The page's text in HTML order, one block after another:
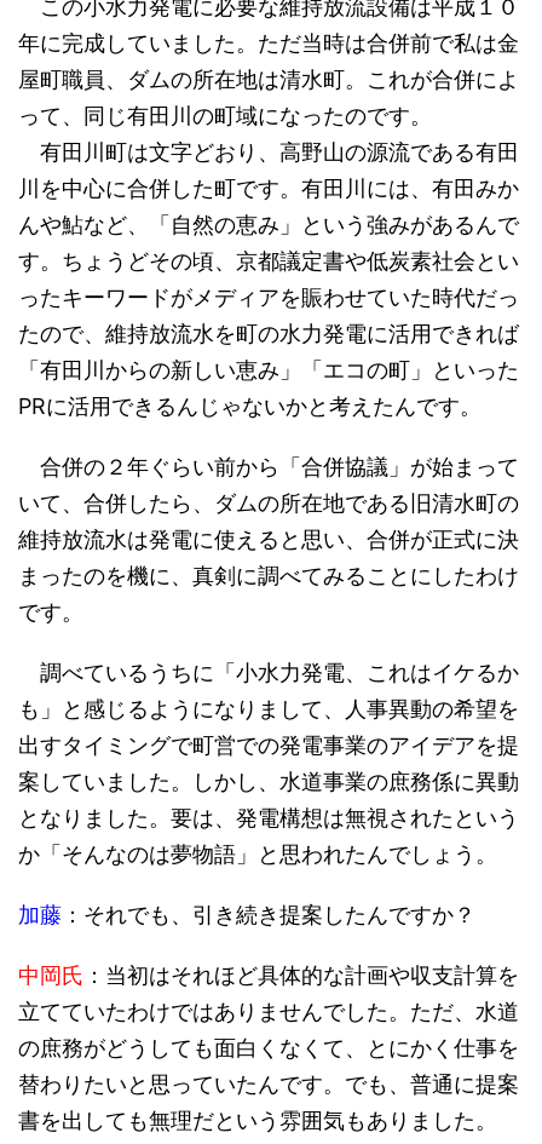
この小水力発電に必要な維持放流設備は平成１０
年に完成していました。ただ当時は合併前で私は金
屋町職員、ダムの所在地は清水町。これが合併によ
って、同じ有田川の町域になったのです。
有田川町は文字どおり、高野山の源流である有田
川を中心に合併した町です。有田川には、有田みか
んや鮎など、「自然の恵み」という強みがあるんで
す。ちょうどその頃、京都議定書や低炭素社会とい
ったキーワードがメディアを賑わせていた時代だっ
たので、維持放流水を町の水力発電に活用できれば
「有田川からの新しい恵み」「エコの町」といった
PRに活用できるんじゃないかと考えたんです。
合併の２年ぐらい前から「合併協議」が始まって
いて、合併したら、ダムの所在地である旧清水町の
維持放流水は発電に使えると思い、合併が正式に決
まったのを機に、真剣に調べてみることにしたわけ
です。
調べているうちに「小水力発電、これはイケるか
も」と感じるようになりまして、人事異動の希望を
出すタイミングで町営での発電事業のアイデアを提
案していました。しかし、水道事業の庶務係に異動
となりました。要は、発電構想は無視されたという
か「そんなのは夢物語」と思われたんでしょう。
加藤 ：それでも、引き続き提案したんですか？
中岡氏 ：当初はそれほど具体的な計画や収支計算を
立てていたわけではありませんでした。ただ、水道
の庶務がどうしても面白くなくて、とにかく仕事を
替わりたいと思っていたんです。でも、普通に提案
書を出しても無理だという雰囲気もありました。